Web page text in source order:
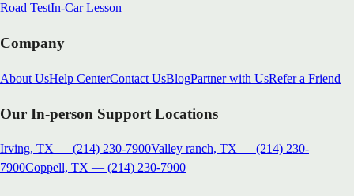
Road TestIn-Car Lesson
Company
About UsHelp CenterContact UsBlogPartner with UsRefer a Friend
Our In-person Support Locations
Irving, TX — (214) 230-7900Valley ranch, TX — (214) 230-
7900Coppell, TX — (214) 230-7900